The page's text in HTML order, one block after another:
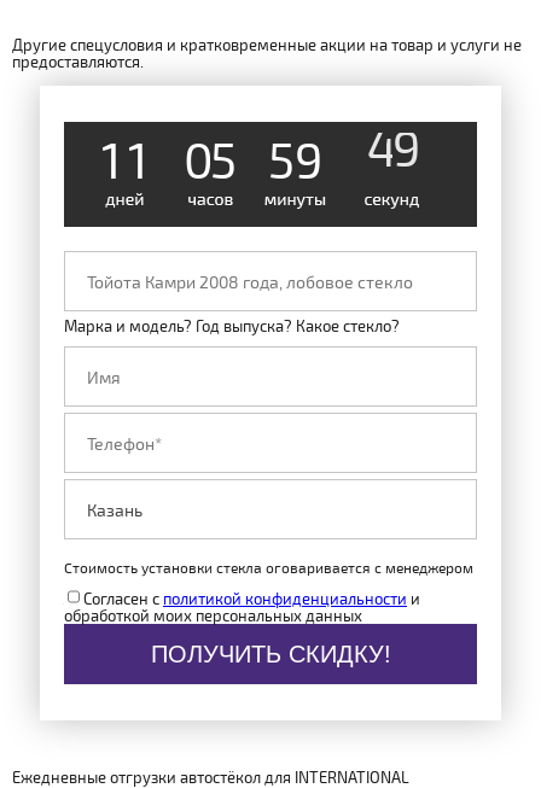
Другие спецусловия и кратковременные акции на товар и услуги не
предоставляются.
1 1 05 59 49
Марка и модель? Год выпуска? Какое стекло?
Стоимость установки стекла оговаривается с менеджером
Согласен с политикой конфиденциальности и
обработкой моих персональных данных
ПОЛУЧИТЬ СКИДКУ!
Ежедневные отгрузки автостёкол для INTERNATIONAL